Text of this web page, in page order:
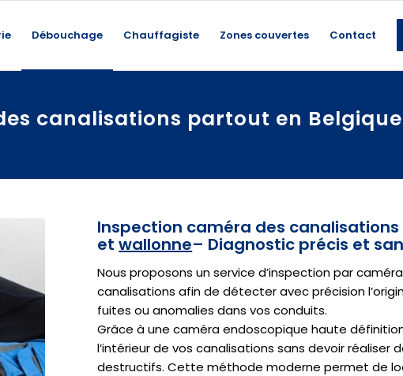
Débouchage Chauffagiste Zones couvertes Contact
canalisations partout en Belgique
Inspection caméra des canalisations
etwallonne– Diagnostic précis et
Nous proposons un service d’inspection par
canalisations afin de détecter avec précision
fuites ou anomalies dans vos conduits.
Grâce à une caméra endoscopique haute
l’intérieur de vos canalisations sans devoir réaliser
destructifs. Cette méthode moderne permet de